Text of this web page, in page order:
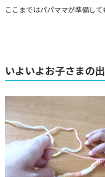
ここまではパパママが準備して
いよいよお子さまの